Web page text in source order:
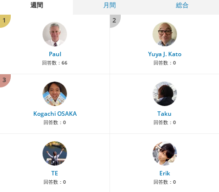
週間 月間
総合
1
Paul
回答数： 66
2
Yuya J. Kato
回答数： 0
3
Kogachi OSAKA
回答数： 0
Taku
回答数： 0
TE
回答数： 0
Erik
回答数： 0